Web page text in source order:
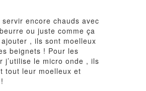
servir encore chauds avec
ou juste comme ça
, ils sont moelleux
beignets ! Pour les
j’utilise le micro onde , ils
tout leur moelleux et